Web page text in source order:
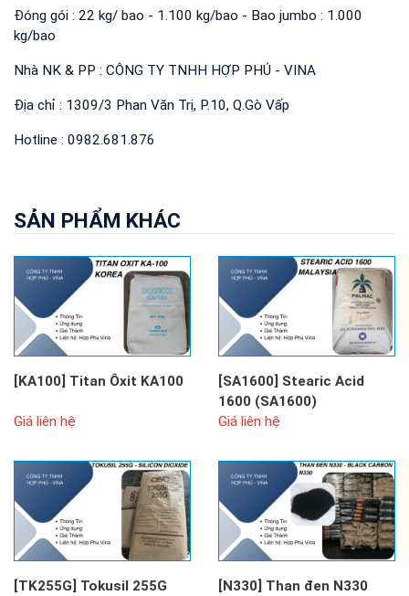
Đóng gói : 22 kg/ bao - 1.100 kg/bao - Bao jumbo : 1.000
kg/bao
Nhà NK & PP : CÔNG TY TNHH HỢP PHÚ - VINA
Địa chỉ : 1309/3 Phan Văn Trị, P.10, Q.Gò Vấp
Hotline : 0982.681.876
SẢN PHẨM KHÁC
[KA100] Titan Ôxit KA100
Giá liên hệ
[SA1600] Stearic Acid
1600 (SA1600)
Giá liên hệ
[TK255G]
Tokusil 255G
[N330] Than đen N330